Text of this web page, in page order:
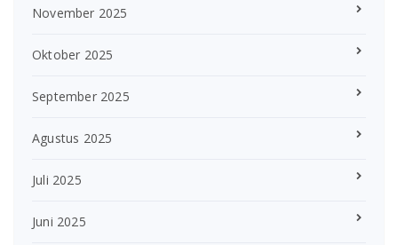
November 2025
Oktober 2025
September 2025
Agustus 2025
Juli 2025
Juni 2025